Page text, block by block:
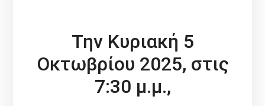
Την Κυριακή 5
Οκτωβρίου 2025, στις
7:30 μ.μ.,